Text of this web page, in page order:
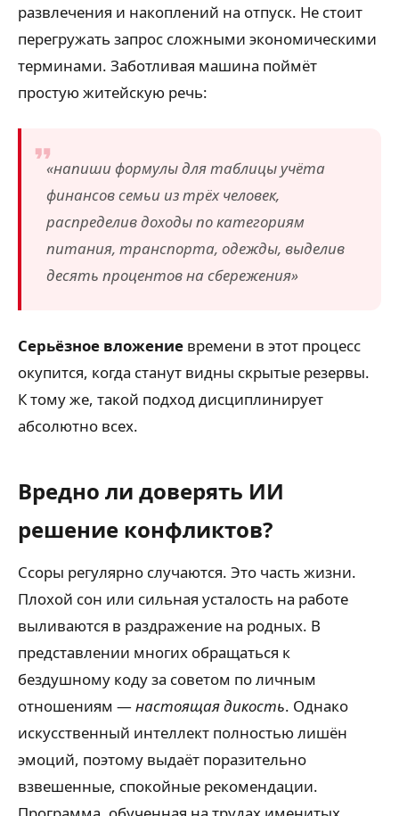
развлечения и накоплений на отпуск. Не стоит
перегружать запрос сложными экономическими
терминами. Заботливая машина поймёт
простую житейскую речь:
«напиши формулы для таблицы учёта
финансов семьи из трёх человек,
распределив доходы по категориям
питания, транспорта, одежды, выделив
десять процентов на сбережения»
Серьёзное вложение времени в этот процесс
окупится, когда станут видны скрытые резервы.
К тому же, такой подход дисциплинирует
абсолютно всех.
Вредно ли доверять ИИ
решение конфликтов?
Ссоры регулярно случаются. Это часть жизни.
Плохой сон или сильная усталость на работе
выливаются в раздражение на родных. В
представлении многих обращаться к
бездушному коду за советом по личным
отношениям —настоящая дикость. Однако
искусственный интеллект полностью лишён
эмоций, поэтому выдаёт поразительно
взвешенные, спокойные рекомендации.